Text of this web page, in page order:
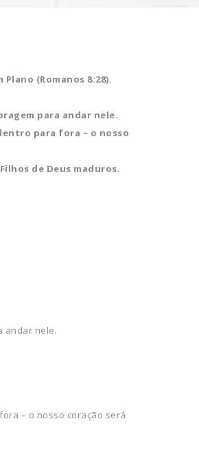
(Romanos 8:28).
para andar nele.
para fora – o nosso
de Deus maduros.
andar nele.
– o nosso coração será